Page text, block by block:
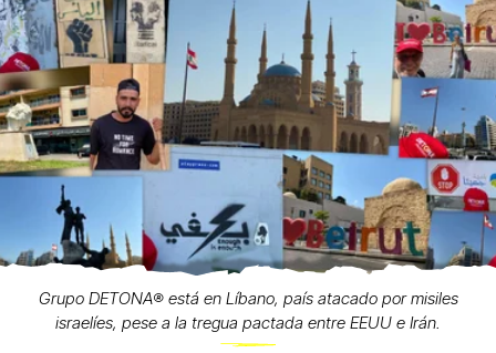
Grupo DETONA®️ está en Líbano, país atacado por misiles
israelíes, pese a la tregua pactada entre EEUU e Irán.